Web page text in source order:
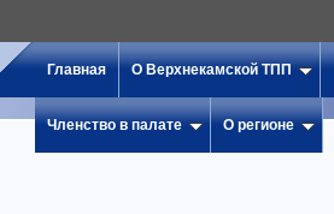
Главная О Верхнекамской ТПП
Членство в палате О регионе